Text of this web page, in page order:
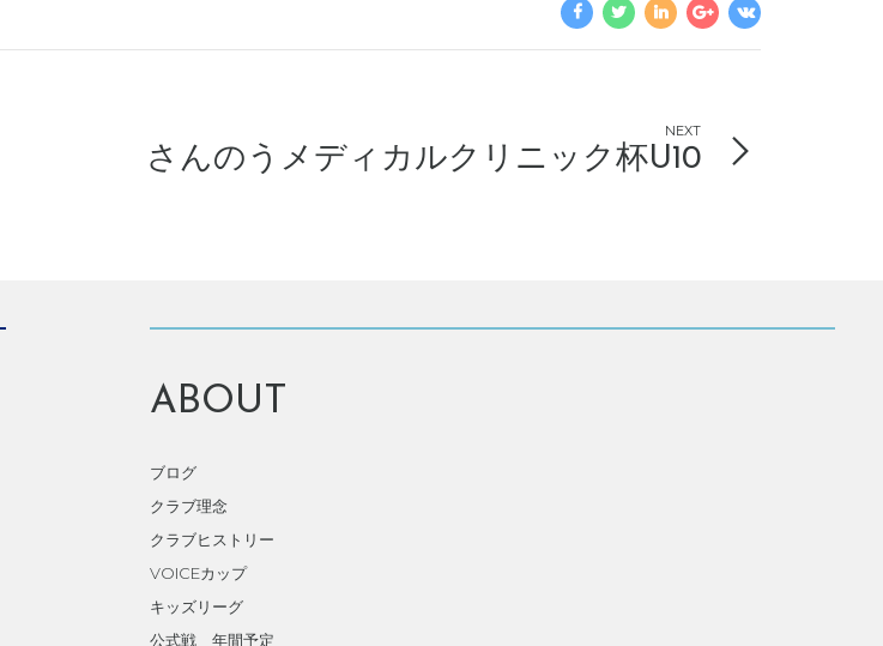
NEXT
さんのうメディカルクリニック杯U10
ABOUT
ブログ
クラブ理念
クラブヒストリー
VOICEカップ
キッズリーグ
公式戦 年間予定